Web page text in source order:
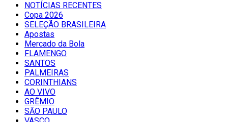
NOTÍCIAS RECENTES
Copa 2026
SELEÇÃO BRASILEIRA
Apostas
Mercado da Bola
FLAMENGO
SANTOS
PALMEIRAS
CORINTHIANS
AO VIVO
GRÊMIO
SĀO PAULO